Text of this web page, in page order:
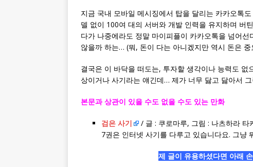
지금 국내 모바일 메시징에서 탑을 달리는 카카오톡
델 없이 100여 대의 서버와 개발 인력을 유지하며 버
다가 나중에라도 정말 마이피플이 카카오톡을 넘어
않을까 하는… (뭐, 돈이 다는 아니겠지만 역시 돈은
결국은 이 바닥을 떠도는, 투자할 생각이나 능력도 없
상이거나 사기라는 얘긴데… 제가 너무 닳고 닳아서
본문과 상관이 있을 수도 없을 수도 있는 만화
검은 사기
/ 글 : 쿠로마루, 그림 : 나츠하라
7권은 인터넷 사기를 다루고 있습니다요. 그냥
제 글이 유용하셨다면 아래